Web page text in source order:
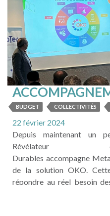
BUDGET COLLECTIVITÉS
22 février 2024
Depuis maintenant un
Révélateur
Durables accompagne
de la solution OKO.
répondre au réel besoin
planification budgétaire
L'évolution du cadre